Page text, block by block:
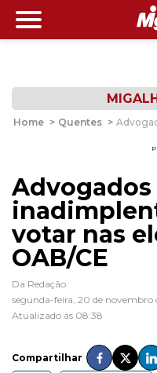
Home > Quentes >
votar nas
OAB/CE
Da Redação
segunda-feira, 20 de novembro
Atualizado às 08:38
Compartilhar